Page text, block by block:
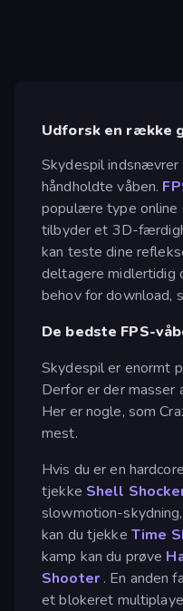
Udforsk en række
Skydespil
håndholdte våben.
populære type online
tilbyder et 3D-
kan teste dine
deltagere midlertidig
behov for download,
De bedste FPS-
Skydespil er enormt
Derfor er der
Her er nogle, som
mest.
Hvis du er en
tjekke Shell
slowmotion-
kan du tjekke Time
kamp kan du prøve
Shooter. En anden
et blokeret